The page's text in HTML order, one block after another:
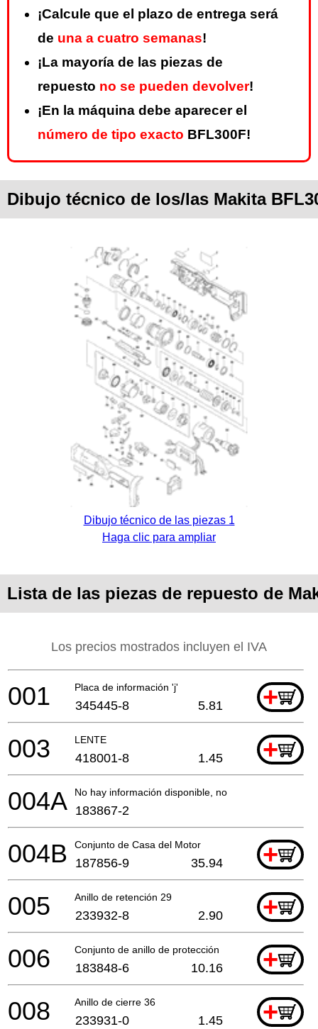
¡Calcule que el plazo de entrega será
de una a cuatro semanas!
¡La mayoría de las piezas de
repuesto no se pueden devolver!
¡En la máquina debe aparecer el
número de tipo exacto BFL300F!
Dibujo técnico de los/las Makita
Dibujo técnico de las piezas 1
Haga clic para ampliar
Lista de las piezas de repuesto de
Los precios mostrados incluyen el IVA
Placa de información 'j' +
001 345445-8 5.81
LENTE +
003 418001-8 1.45
No hay información disponible, no se puede pedir
004A 183867-2
Conjunto de Casa del Motor +
004B 187856-9 35.94
Anillo de retención 29 +
005 233932-8 2.90
Conjunto de anillo de protección +
006 183848-6 10.16
Anillo de cierre 36 +
008 233931-0 1.45